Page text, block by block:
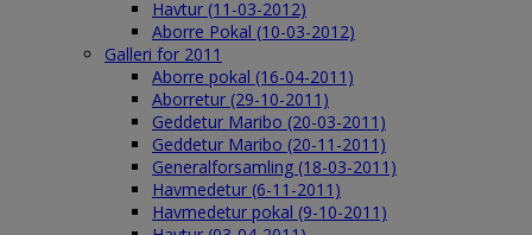
Havtur (11-03-2012)
Aborre Pokal (10-03-2012)
Galleri for 2011
Aborre pokal (16-04-2011)
Aborretur (29-10-2011)
Geddetur Maribo (20-03-2011)
Geddetur Maribo (20-11-2011)
Generalforsamling (18-03-2011)
Havmedetur (6-11-2011)
Havmedetur pokal (9-10-2011)